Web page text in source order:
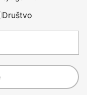
Društvo